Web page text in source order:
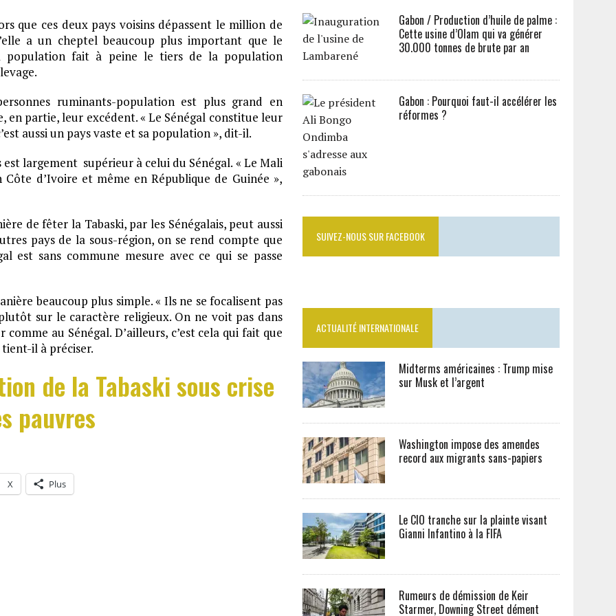
que ces deux pays voisins dépassent le million de
a un cheptel beaucoup plus important que le
population fait à peine le tiers de la population
ruminants-population est plus grand en
en partie, leur excédent. « Le Sénégal constitue leur
aussi un pays vaste et sa population », dit-il.
largement supérieur à celui du Sénégal. « Le Mali
Côte d’Ivoire et même en République de Guinée »,
de fêter la Tabaski, par les Sénégalais, peut aussi
pays de la sous-région, on se rend compte que
est sans commune mesure avec ce qui se passe
beaucoup plus simple. « Ils ne se focalisent pas
sur le caractère religieux. On ne voit pas dans
au Sénégal. D’ailleurs, c’est cela qui fait que
il à préciser.
de la Tabaski sous crise
pauvres
X Plus
Gabon / Production d’huile de palme :
Cette usine d’Olam qui va générer
30.000 tonnes de brute par an
Gabon : Pourquoi faut-il accélérer les
réformes ?
SUIVEZ-NOUS SUR FACEBOOK
ACTUALITÉ INTERNATIONALE
Midterms américaines : Trump mise
sur Musk et l’argent
Washington impose des amendes
record aux migrants sans-papiers
Le CIO tranche sur la plainte visant
Gianni Infantino à la FIFA
Rumeurs de démission de Keir
Starmer, Downing Street dément